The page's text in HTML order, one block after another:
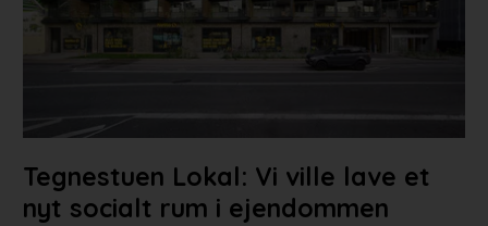
Partnere
Jobportal
Tegnestuen Lokal: Vi ville lave et
nyt socialt rum i ejendommen